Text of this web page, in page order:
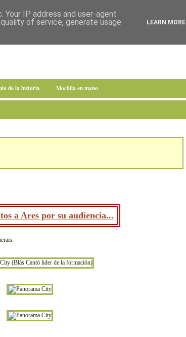
de la historia Mochila en mano
a Ares por su audiencia...
IP address and user-agent
of service, generate usage
LEARN MORE